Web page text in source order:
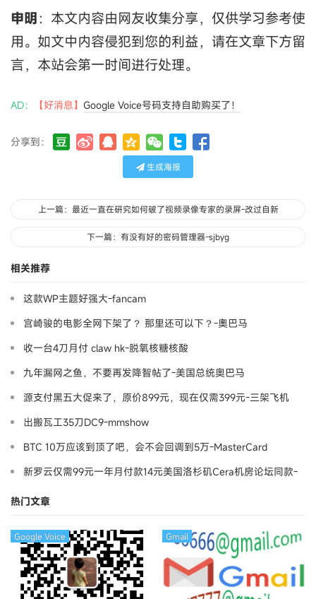
申明：本文内容由网友收集分享，仅供学习参考使
用。如文中内容侵犯到您的利益，请在文章下方留
言，本站会第一时间进行处理。
AD： 【好消息】 Google Voice号码支持自助购买了！
分享到：
生成海报
上一篇：最近一直在研究如何破了视频录像专家的录屏-改过自新
下一篇：有没有好的密码管理器-sjbyg
相关推荐
这款WP主题好强大-fancam
宫崎骏的电影全网下架了？ 那里还可以下？-奧巴马
收一台4刀月付 claw hk-脱氧核糖核酸
九年漏网之鱼，不要再发降智帖了-美国总统奥巴马
源支付黑五大促来了，原价899元，现在仅需399元-三架飞机
出搬瓦工35刀DC9-mmshow
BTC 10万应该到顶了吧，会不会回调到5万-MasterCard
新罗云仅需99元一年月付款14元美国洛杉矶Cera机房论坛同款-
热门文章
Google Voice Gmail